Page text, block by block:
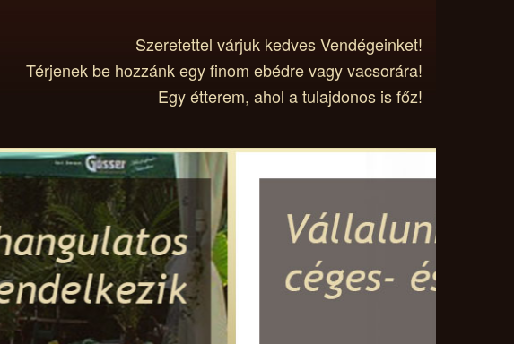
Szeretettel várjuk kedves Vendégeinket!
Térjenek be hozzánk egy finom ebédre vagy vacsorára!
Egy étterem, ahol a tulajdonos is főz!